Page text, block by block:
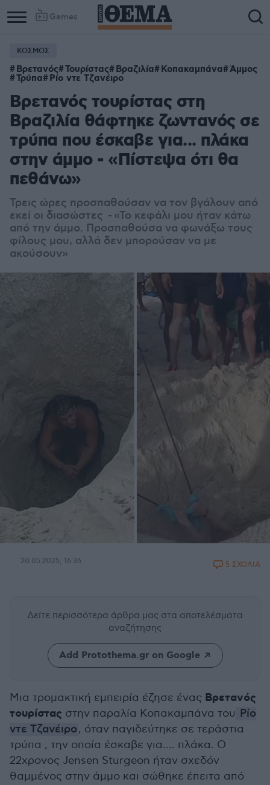
Games
ΚΟΣΜΟΣ
Βρετανός Τουρίστας Βραζιλία Κοπακαμπάνα Άμμος
Τρύπα Ρίο ντε Τζανέιρο
Βρετανός τουρίστας στη
Βραζιλία θάφτηκε ζωντανός σε
τρύπα που έσκαβε για... πλάκα
στην άμμο - «Πίστεψα ότι θα
πεθάνω»
Τρεις ώρες προσπαθούσαν να τον βγάλουν από
εκεί οι διασώστες - «Το κεφάλι μου ήταν κάτω
από την άμμο. Προσπαθούσα να φωνάξω τους
φίλους μου, αλλά δεν μπορούσαν να με
ακούσουν»
20.05.2025, 16:36 5 ΣΧΟΛΙΑ
Δείτε περισσότερα άρθρα μας στα αποτελέσματα
αναζήτησης
Add Protothema.gr on Google
Μια τρομακτική εμπειρία έζησε ένας Βρετανός
τουρίστας στην παραλία Κοπακαμπάνα του Ρίο
ντε Τζανέιρο, όταν παγιδεύτηκε σε τεράστια
τρύπα , την οποία έσκαβε για.... πλάκα. Ο
22χρονος Jensen Sturgeon ήταν σχεδόν
θαμμένος στην άμμο και σώθηκε έπειτα από